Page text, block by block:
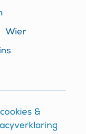
Wier
cookies &